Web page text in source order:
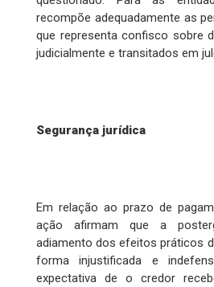
recompõe adequadamente as
que representa confisco sobre
judicialmente e transitados em
Segurança jurídica
Em relação ao prazo de
ação afirmam que a
adiamento dos efeitos práticos
forma injustificada e
expectativa de o credor